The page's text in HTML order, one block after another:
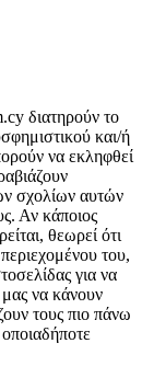
διατηρούν το
και/ή
να εκληφθεί
σχολίων αυτών
Αν κάποιος
θεωρεί ότι
του,
για να
να κάνουν
τους πιο πάνω